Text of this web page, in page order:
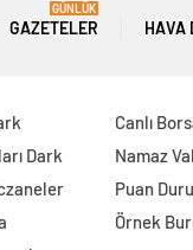
GAZETELER
GÜNLÜK
HAVA
Dark
Canlı
Namaz
Puan
Örnek